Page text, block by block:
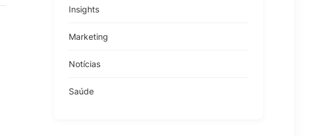
Insights
Marketing
Notícias
Saúde